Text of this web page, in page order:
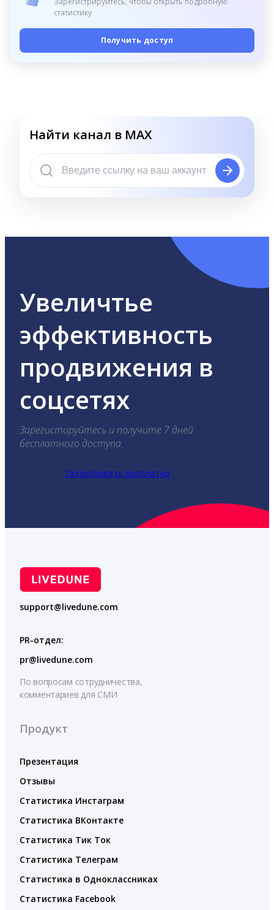
статистику
Получить доступ
Найти канал в MAX
Увеличтье
эффективность
продвижения в
соцсетях
Зарегистируйтесь и получите 7 дней
бесплатного доступа.
Попробовать бесплатно
support@livedune.com
PR-отдел:
pr@livedune.com
По вопросам сотрудничества,
комментариев для СМИ
Продукт
Презентация
Отзывы
Статистика Инстаграм
Статистика ВКонтакте
Статистика Тик Ток
Статистика Телеграм
Статистика в Одноклассниках
Статистика Facebook